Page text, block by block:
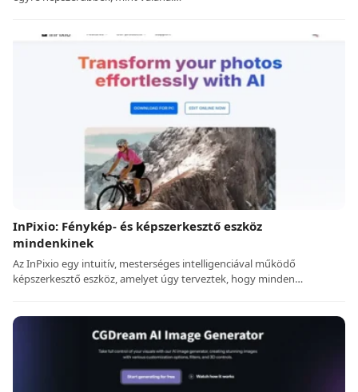
InPixio: Fénykép- és képszerkesztő eszköz
mindenkinek
Az InPixio egy intuitív, mesterséges intelligenciával működő
képszerkesztő eszköz, amelyet úgy terveztek, hogy minden…